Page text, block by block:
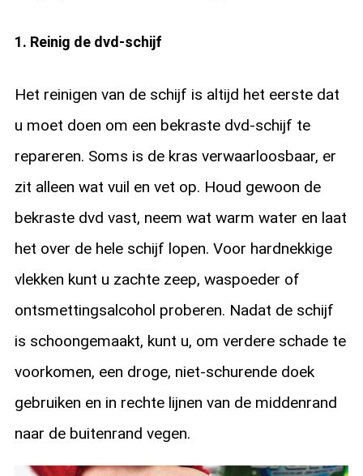
1. Reinig de dvd-schijf
Het reinigen van de schijf is altijd het eerste dat
u moet doen om een bekraste dvd-schijf te
repareren. Soms is de kras verwaarloosbaar, er
zit alleen wat vuil en vet op. Houd gewoon de
bekraste dvd vast, neem wat warm water en laat
het over de hele schijf lopen. Voor hardnekkige
vlekken kunt u zachte zeep, waspoeder of
ontsmettingsalcohol proberen. Nadat de schijf
is schoongemaakt, kunt u, om verdere schade te
voorkomen, een droge, niet-schurende doek
gebruiken en in rechte lijnen van de middenrand
naar de buitenrand vegen.